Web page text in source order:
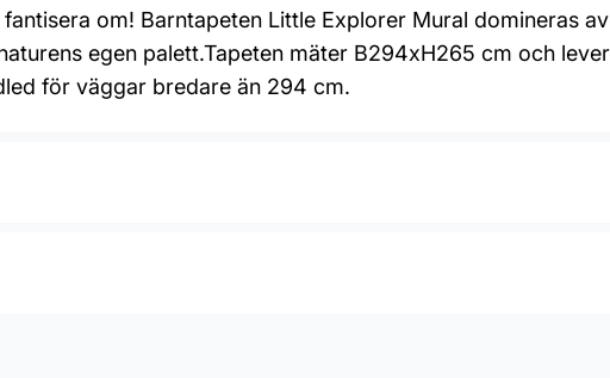
om! Barntapeten Little Explorer Mural domineras
egen palett.Tapeten mäter B294xH265 cm och
för väggar bredare än 294 cm.